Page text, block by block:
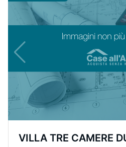
VILLA TRE CAMERE